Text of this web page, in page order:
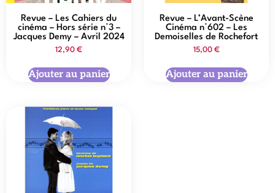
Revue – Les Cahiers du
cinéma – Hors série n°3 –
Jacques Demy – Avril 2024
12,90 €
Ajouter au panier
Revue – L’Avant-Scène
Cinéma n°602 – Les
Demoiselles de Rochefort
15,00 €
Ajouter au panier